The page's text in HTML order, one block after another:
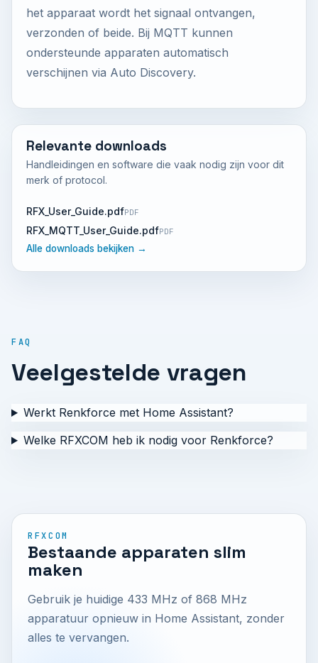
het apparaat wordt het signaal ontvangen,
verzonden of beide. Bij MQTT kunnen
ondersteunde apparaten automatisch
verschijnen via Auto Discovery.
Relevante downloads
Handleidingen en software die vaak nodig zijn voor dit
merk of protocol.
RFX_User_Guide.pdfPDF
RFX_MQTT_User_Guide.pdfPDF
Alle downloads bekijken →
FAQ
Veelgestelde vragen
Werkt Renkforce met Home Assistant?
Welke RFXCOM heb ik nodig voor Renkforce?
RFXCOM
Bestaande apparaten slim
maken
Gebruik je huidige 433 MHz of 868 MHz
apparatuur opnieuw in Home Assistant, zonder
alles te vervangen.